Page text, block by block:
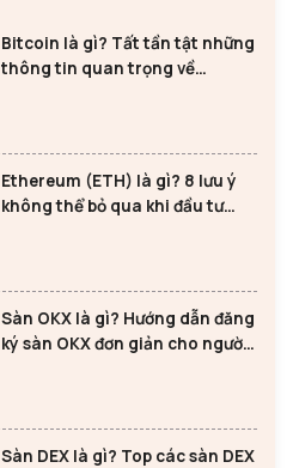
Bitcoin là gì? Tất tần tật những
thông tin quan trọng về
Ethereum (ETH) là gì? 8 lưu ý
không thể bỏ qua khi đầu tư
Sàn OKX là gì? Hướng dẫn đăng
ký sàn OKX đơn giản cho người
Sàn DEX là gì? Top các sàn DEX